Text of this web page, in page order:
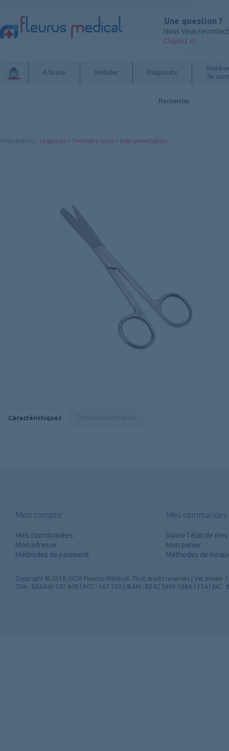
Une question ?
Nous vous
Cliquez ici
A la une Mobilier Diagnostic
de
Vous êtes ici Urgences » Premiers soins » Instrumentation
Caractéristiques
Mon compte
Mes coordonnées
Mon adresse
Méthodes de paiement
Mes commandes
Suivre l'état de
Mon panier
Méthodes de
Copyright © 2016-2026 Fleurus-Médical. Tout droits reservés Vie privée
TVA : BE0440 592 608 | RCC : 167.720 | IBAN : BE42 3600 1984 1354 | BIC :